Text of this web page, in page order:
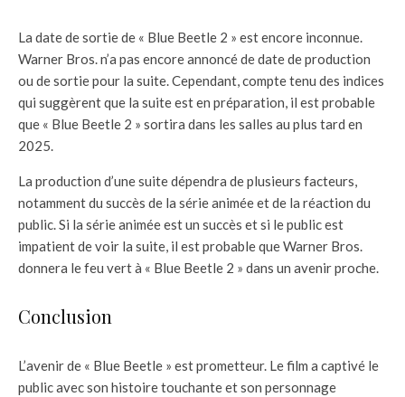
La date de sortie de « Blue Beetle 2 » est encore inconnue.
Warner Bros. n’a pas encore annoncé de date de production
ou de sortie pour la suite. Cependant, compte tenu des indices
qui suggèrent que la suite est en préparation, il est probable
que « Blue Beetle 2 » sortira dans les salles au plus tard en
2025.
La production d’une suite dépendra de plusieurs facteurs,
notamment du succès de la série animée et de la réaction du
public. Si la série animée est un succès et si le public est
impatient de voir la suite, il est probable que Warner Bros.
donnera le feu vert à « Blue Beetle 2 » dans un avenir proche.
Conclusion
L’avenir de « Blue Beetle » est prometteur. Le film a captivé le
public avec son histoire touchante et son personnage